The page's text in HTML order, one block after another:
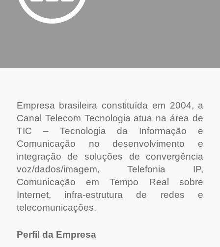
Empresa brasileira constituída em 2004, a
Canal Telecom Tecnologia atua na área de
TIC – Tecnologia da Informação e
Comunicação no desenvolvimento e
integração de soluções de convergência
voz/dados/imagem, Telefonia IP,
Comunicação em Tempo Real sobre
Internet, infra-estrutura de redes e
telecomunicações.
Perfil da Empresa